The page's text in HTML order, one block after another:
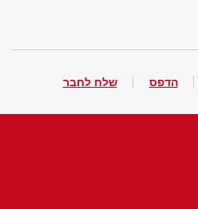
הדפס שלח לחבר